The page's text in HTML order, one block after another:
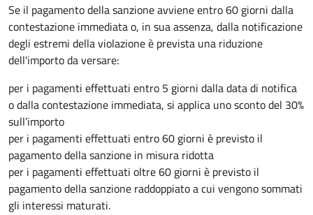
Se il pagamento della sanzione avviene entro 60 giorni dalla
contestazione immediata o, in sua assenza, dalla notificazione
degli estremi della violazione è prevista una riduzione
dell'importo da versare:
per i pagamenti effettuati entro 5 giorni dalla data di notifica
o dalla contestazione immediata, si applica uno sconto del 30%
sull’importo
per i pagamenti effettuati entro 60 giorni è previsto il
pagamento della sanzione in misura ridotta
per i pagamenti effettuati oltre 60 giorni è previsto il
pagamento della sanzione raddoppiato a cui vengono sommati
gli interessi maturati.